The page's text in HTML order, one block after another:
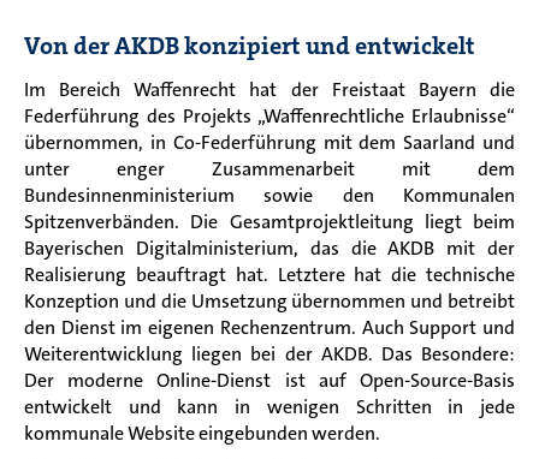
Von der AKDB konzipiert und entwickelt
Im Bereich Waffenrecht hat der Freistaat Bayern die
Federführung des Projekts „Waffenrechtliche Erlaubnisse“
übernommen, in Co-Federführung mit dem Saarland und
unter enger Zusammenarbeit mit dem
Bundesinnenministerium sowie den Kommunalen
Spitzenverbänden. Die Gesamtprojektleitung liegt beim
Bayerischen Digitalministerium, das die AKDB mit der
Realisierung beauftragt hat. Letztere hat die technische
Konzeption und die Umsetzung übernommen und betreibt
den Dienst im eigenen Rechenzentrum. Auch Support und
Weiterentwicklung liegen bei der AKDB. Das Besondere:
Der moderne Online-Dienst ist auf Open-Source-Basis
entwickelt und kann in wenigen Schritten in jede
kommunale Website eingebunden werden.